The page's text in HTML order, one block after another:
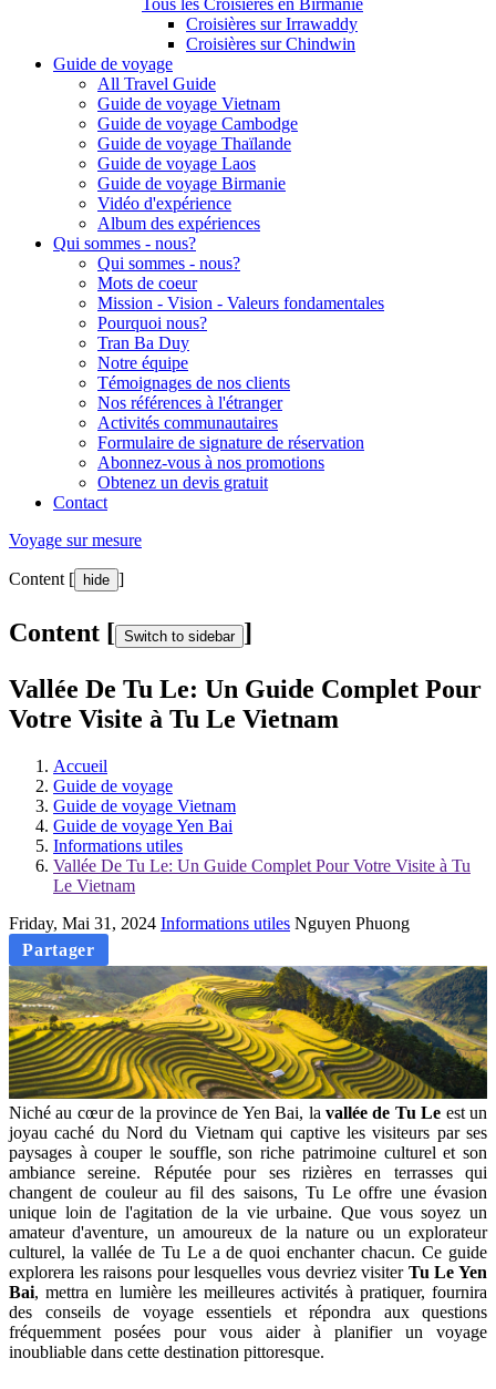
Tous les Croisières en Birmanie
Croisières sur Irrawaddy
Croisières sur Chindwin
Guide de voyage
All Travel Guide
Guide de voyage Vietnam
Guide de voyage Cambodge
Guide de voyage Thaïlande
Guide de voyage Laos
Guide de voyage Birmanie
Vidéo d'expérience
Album des expériences
Qui sommes - nous?
Qui sommes - nous?
Mots de coeur
Mission - Vision - Valeurs fondamentales
Pourquoi nous?
Tran Ba Duy
Notre équipe
Témoignages de nos clients
Nos références à l'étranger
Activités communautaires
Formulaire de signature de réservation
Abonnez-vous à nos promotions
Obtenez un devis gratuit
Contact
Voyage sur mesure
Content [ hide ]
Content [ Switch to sidebar ]
Vallée De Tu Le: Un Guide Complet Pour
Votre Visite à Tu Le Vietnam
Accueil
Guide de voyage
Guide de voyage Vietnam
Guide de voyage Yen Bai
Informations utiles
Vallée De Tu Le: Un Guide Complet Pour Votre Visite à Tu
Le Vietnam
Friday, Mai 31, 2024 Informations utiles Nguyen Phuong
Partager
Niché au cœur de la province de Yen Bai, la vallée de Tu Le est un
joyau caché du Nord du Vietnam qui captive les visiteurs par ses
paysages à couper le souffle, son riche patrimoine culturel et son
ambiance sereine. Réputée pour ses rizières en terrasses qui
changent de couleur au fil des saisons, Tu Le offre une évasion
unique loin de l'agitation de la vie urbaine. Que vous soyez un
amateur d'aventure, un amoureux de la nature ou un explorateur
culturel, la vallée de Tu Le a de quoi enchanter chacun. Ce guide
explorera les raisons pour lesquelles vous devriez visiter Tu Le Yen
Bai, mettra en lumière les meilleures activités à pratiquer, fournira
des conseils de voyage essentiels et répondra aux questions
fréquemment posées pour vous aider à planifier un voyage
inoubliable dans cette destination pittoresque.